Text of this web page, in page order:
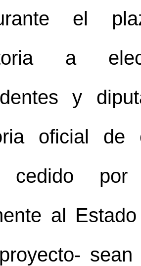
el
a
y
oficial
cedido
al